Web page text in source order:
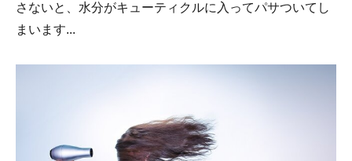
さないと、水分がキューティクルに入ってパサついてし
まいます...